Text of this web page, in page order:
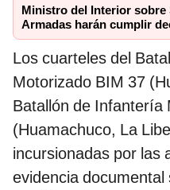
Ministro del Interior sobre
Armadas harán cumplir
Los cuarteles del
Motorizado BIM 37
Batallón de Infantería
(Huamachuco, La
incursionadas por las
evidencia